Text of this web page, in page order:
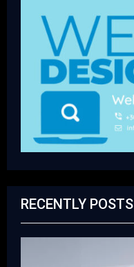
RECENTLY POSTS